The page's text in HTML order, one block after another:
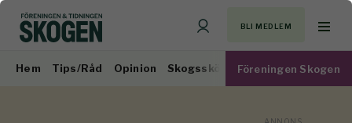
BLI MEDLEM
Hem Tips/Råd Opinion Skogsskötsel Virkesmarknad
Föreningen Skogen